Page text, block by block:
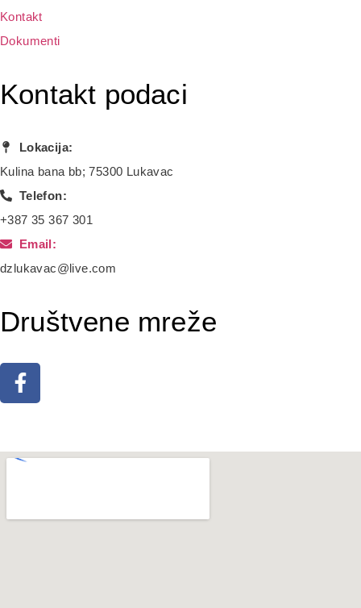
Kontakt
Dokumenti
Kontakt podaci
Lokacija:
Kulina bana bb; 75300 Lukavac
Telefon:
+387 35 367 301
Email:
dzlukavac@live.com
Društvene mreže